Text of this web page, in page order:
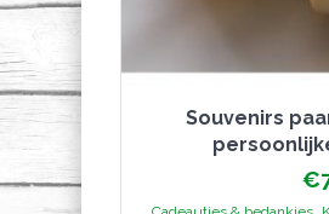
Souvenirs paartjes 10 cm met
€